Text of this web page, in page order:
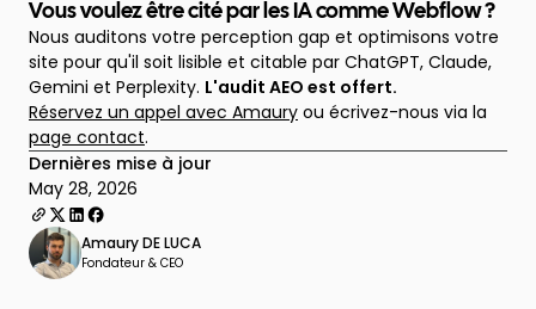
Vous voulez être cité par les IA comme Webflow ?
Nous auditons votre perception gap et optimisons votre
site pour qu'il soit lisible et citable par ChatGPT, Claude,
Gemini et Perplexity. L'audit AEO est offert.
Réservez un appel avec Amaury ou écrivez-nous via la
page contact.
Dernières mise à jour
May 28, 2026
Amaury DE LUCA
Fondateur & CEO